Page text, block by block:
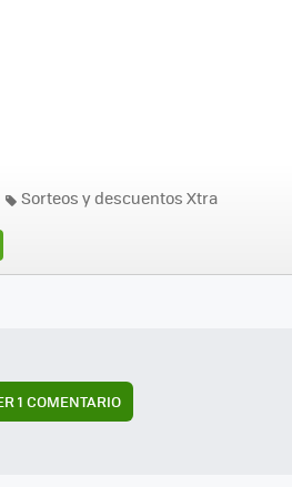
Sorteos y descuentos Xtra
1 COMENTARIO